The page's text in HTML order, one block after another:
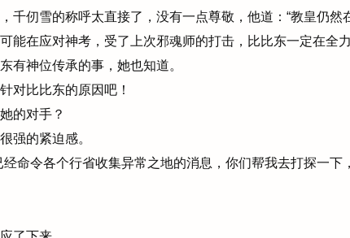
千仞雪的称呼太直接了，没有一点尊敬，他道：“教皇仍然
能在应对神考，受了上次邪魂师的打击，比比东一定在全
有神位传承的事，她也知道。
对比比东的原因吧！
的对手？
强的紧迫感。
命令各个行省收集异常之地的消息，你们帮我去打探一下